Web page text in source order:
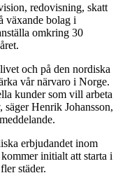
redovisning, skatt
växande bolag i
omkring 30
och på den nordiska
vår närvaro i Norge.
kunder som vill arbeta
Henrik Johansson,
erbjudandet inom
initialt att starta i
städer.